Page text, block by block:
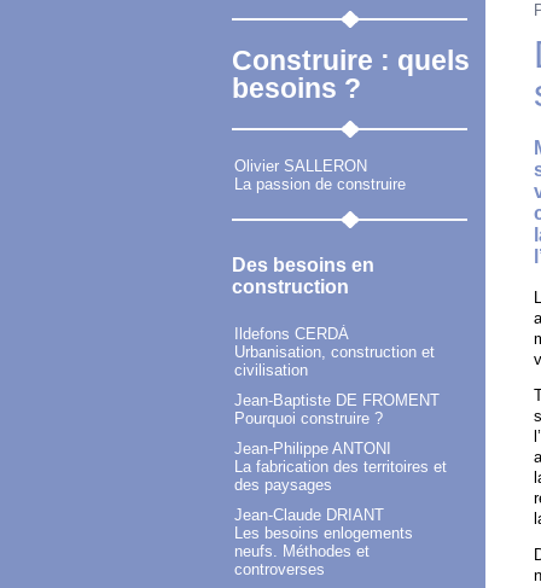
Construire : quels
besoins ?
Olivier SALLERON
La passion de construire
Des besoins en
construction
Ildefons CERDÀ
Urbanisation, construction et
civilisation
Jean-Baptiste DE FROMENT
Pourquoi construire ?
Jean-Philippe ANTONI
La fabrication des territoires et
des paysages
Jean-Claude DRIANT
Les besoins enlogements
neufs. Méthodes et
controverses